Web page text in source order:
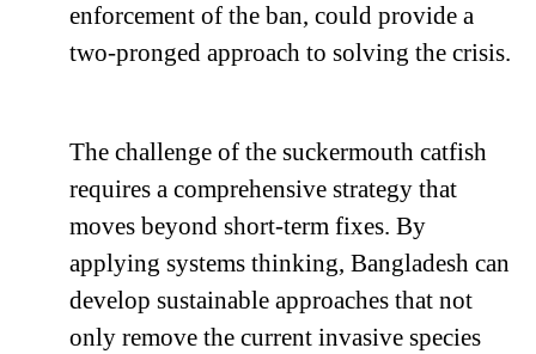
enforcement of the ban, could provide a
two-pronged approach to solving the crisis.
The challenge of the suckermouth catfish
requires a comprehensive strategy that
moves beyond short-term fixes. By
applying systems thinking, Bangladesh can
develop sustainable approaches that not
only remove the current invasive species